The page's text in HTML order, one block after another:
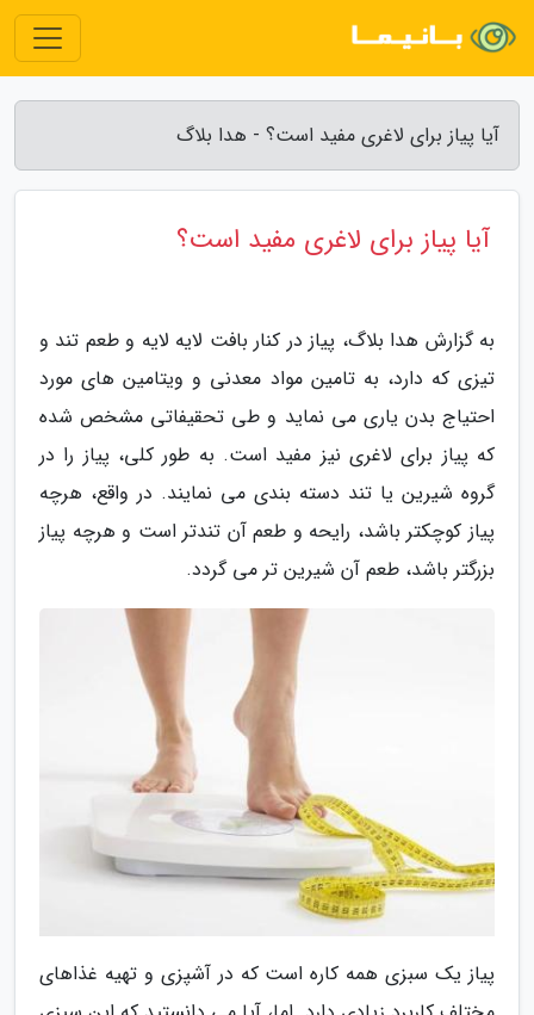
آیا پیاز برای لاغری مفید است؟ - هدا بلاگ
آیا پیاز برای لاغری مفید است؟
به گزارش هدا بلاگ، پیاز در کنار بافت لایه لایه و طعم تند و
تیزی که دارد، به تامین مواد معدنی و ویتامین های مورد
احتیاج بدن یاری می نماید و طی تحقیفاتی مشخص شده
که پیاز برای لاغری نیز مفید است. به طور کلی، پیاز را در
گروه شیرین یا تند دسته بندی می نمایند. در واقع، هرچه
پیاز کوچکتر باشد، رایحه و طعم آن تندتر است و هرچه پیاز
بزرگتر باشد، طعم آن شیرین تر می گردد.
پیاز یک سبزی همه کاره است که در آشپزی و تهیه غذاهای